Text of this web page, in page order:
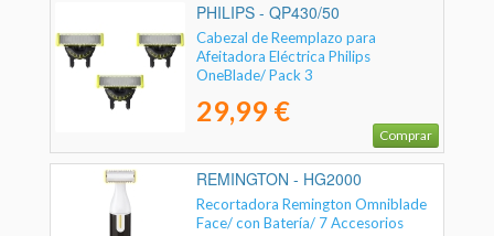
PHILIPS - QP430/50
Cabezal de Reemplazo para
Afeitadora Eléctrica Philips
OneBlade/ Pack 3
29,99 €
Comprar
REMINGTON - HG2000
Recortadora Remington Omniblade
Face/ con Batería/ 7 Accesorios